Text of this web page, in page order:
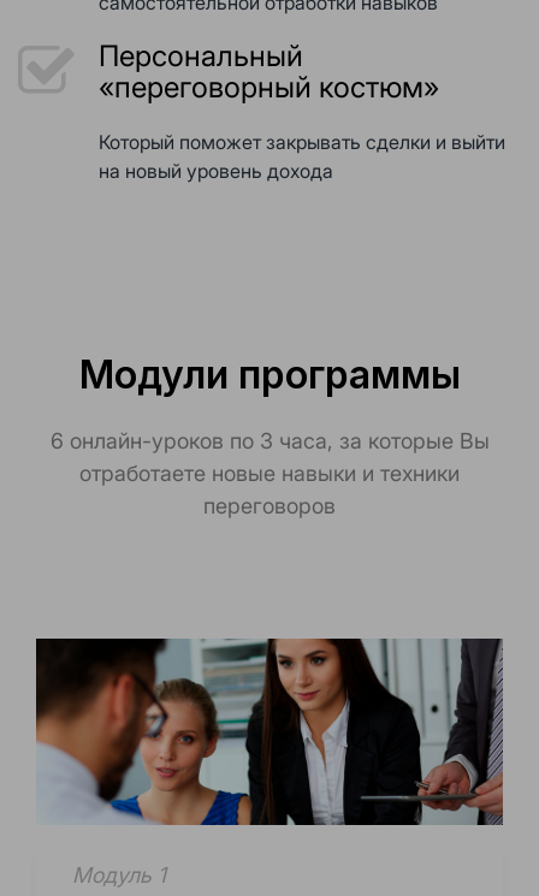
Персональный
«переговорный костюм»
Который поможет закрывать сделки и выйти
на новый уровень дохода
Модули программы
6 онлайн-уроков по 3 часа, за которые Вы
отработаете новые навыки и техники
переговоров
Модуль 1